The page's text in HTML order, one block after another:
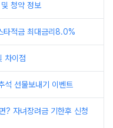
청약 정보
타적금 최대금리8.0%
차이점
선물보내기 이벤트
? 자녀장려금 기한후 신청